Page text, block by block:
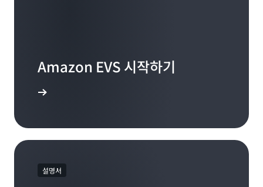
Amazon EVS 시작하기
설명서